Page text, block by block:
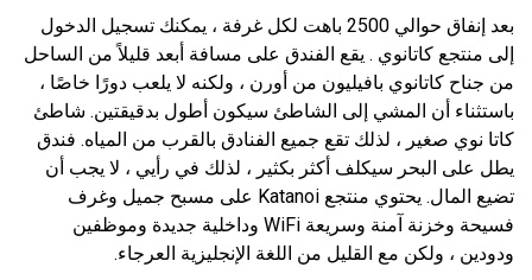
بعد إنفاق حوالي 2500 باهت لكل غرفة ، يمكنك تسجيل الدخول
إلى منتجع كاتانوي . يقع الفندق على مسافة أبعد قليلاً من الساحل
من جناح كاتانوي بافيليون من أورن ، ولكنه لا يلعب دورًا خاصًا ،
باستثناء أن المشي إلى الشاطئ سيكون أطول بدقيقتين. شاطئ
كاتا نوي صغير ، لذلك تقع جميع الفنادق بالقرب من المياه. فندق
يطل على البحر سيكلف أكثر بكثير ، لذلك في رأيي ، لا يجب أن
تضيع المال. يحتوي منتجع Katanoi على مسبح جميل وغرف
فسيحة وخزنة آمنة وسريعة WiFi وداخلية جديدة وموظفين
ودودين ، ولكن مع القليل من اللغة الإنجليزية العرجاء.